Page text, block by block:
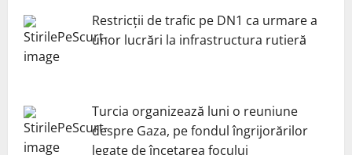
Restricții de trafic pe DN1 ca urmare a
unor lucrări la infrastructura rutieră
Turcia organizează luni o reuniune
despre Gaza, pe fondul îngrijorărilor
legate de încetarea focului